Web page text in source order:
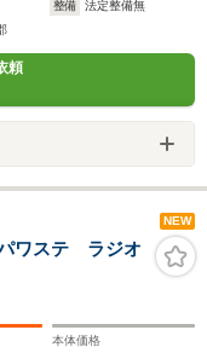
整備
法定整備無
頼
NEW
ワステ ラジオ
本体価格